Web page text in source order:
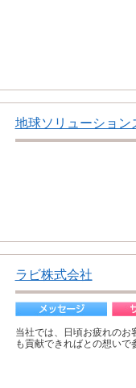
地球ソリューション
ラビ株式会社
当社では、日頃お疲れの
も貢献できればとの想い